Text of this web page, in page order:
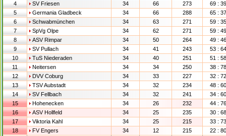
4
SV Friesen 34 66 273
69 : 39
5
Germania Gladbeck 34 66 288
65 : 37
6
Schwabmünchen 34 63 271
59 : 35
7
SpVg Olpe 34 62 271
59 : 49
8
ASV Rimpar 34 50 264
49 : 46
9
SV Pullach 34 41 243
53 : 64
10
TuS Niederaden 34 40 251
51 : 58
11
Neitersen 34 34 250
38 : 78
12
DVV Coburg 34 33 227
32 : 72
13
TSV Aubstadt 34 32 234
48 : 60
14
SV Fellbach 34 32 241
34 : 60
15
Hohenecken 34 26 232
44 : 76
16
ASV Hollfeld 34 25 235
30 : 68
17
Viktoria Kahl 34 25 215
33 : 73
18
FV Engers 34 12 215 22 : 80